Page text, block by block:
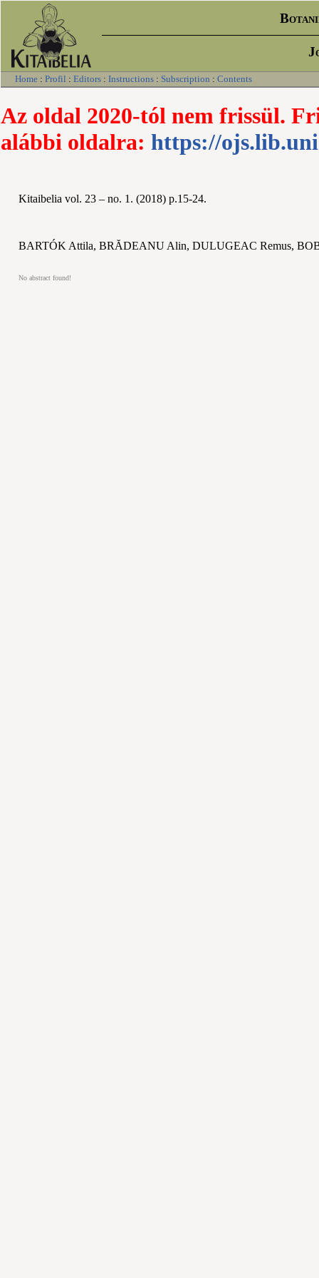
Home : Profil : Editors : Instructions : Subscription : Contents
Az oldal 2020-tól nem frissül.
alábbi oldalra: https://
Kitaibelia vol. 23 – no. 1. (2018) p.15-24.
BARTÓK Attila, BRĂDEANU Alin, DULUGEAC Remus,
No abstract found!